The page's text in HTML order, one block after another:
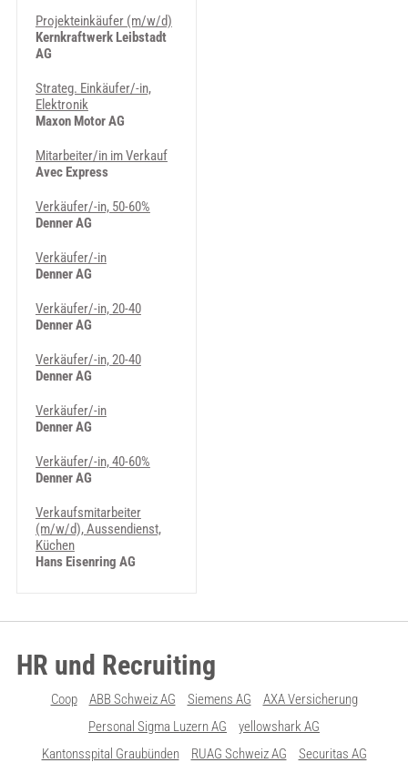
Projekteinkäufer (m/w/d)
Kernkraftwerk Leibstadt
AG
Strateg. Einkäufer/-in,
Elektronik
Maxon Motor AG
Mitarbeiter/in im Verkauf
Avec Express
Verkäufer/-in, 50-60%
Denner AG
Verkäufer/-in
Denner AG
Verkäufer/-in, 20-40
Denner AG
Verkäufer/-in, 20-40
Denner AG
Verkäufer/-in
Denner AG
Verkäufer/-in, 40-60%
Denner AG
Verkaufsmitarbeiter
(m/w/d), Aussendienst,
Küchen
Hans Eisenring AG
HR und Recruiting
Coop ABB Schweiz AG Siemens AG
AXA Versicherung
Personal Sigma Luzern AG
yellowshark AG
Kantonsspital Graubünden
RUAG Schweiz AG Securitas AG